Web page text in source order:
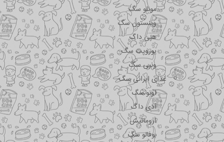
مونلو سگ
وینستون سگ
هپی داگ
یوروپت سگ
ونپی سگ
غذای ایرانی سگ
اونو سگ
آدی داگ
اروماتیش
بوفالو سگ